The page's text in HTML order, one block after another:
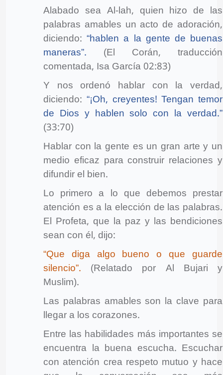
Alabado sea Al-lah, quien hizo de las
palabras amables un acto de adoración,
diciendo:“hablen a la gente de buenas
maneras”. (El Corán, traducción
comentada, Isa García 02:83)
Y nos ordenó hablar con la verdad,
diciendo: “¡Oh, creyentes! Tengan temor
de Dios y hablen solo con la verdad.”
(33:70)
Hablar con la gente es un gran arte y un
medio eficaz para construir relaciones y
difundir el bien.
Lo primero a lo que debemos prestar
atención es a la elección de las palabras.
El Profeta, que la paz y las bendiciones
sean con él, dijo:
“Que diga algo bueno o que guarde
silencio”. (Relatado por Al Bujari y
Muslim).
Las palabras amables son la clave para
llegar a los corazones.
Entre las habilidades más importantes se
encuentra la buena escucha. Escuchar
con atención crea respeto mutuo y hace